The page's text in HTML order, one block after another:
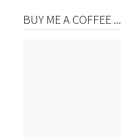
BUY ME A COFFEE ...